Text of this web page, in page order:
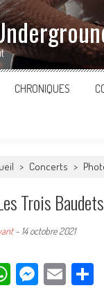
CHRONIQUES
> Concerts >
Trois
- 14 octobre 2021
WhatsApp
Email